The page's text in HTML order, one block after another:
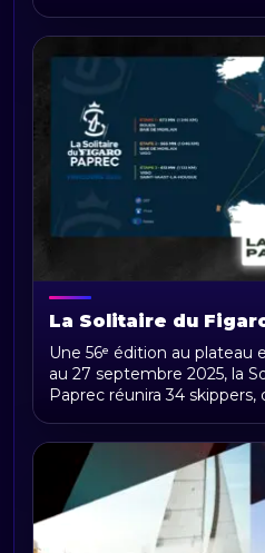
La Solitaire du
850 milles, trois
un arrêt phare à Vigo
Une 56ᵉ édition au
au 27 septembre 2025, la
Paprec réunira 34 skippers,